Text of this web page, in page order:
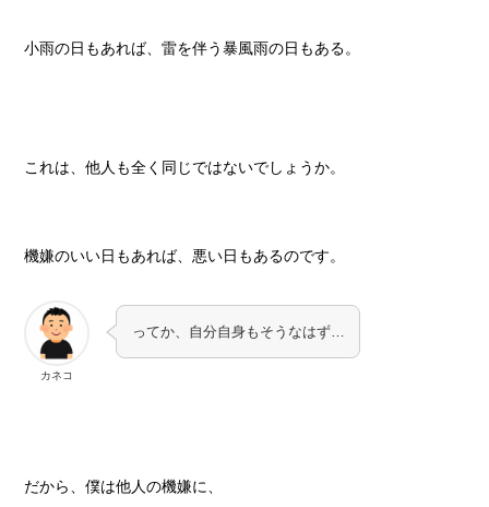
小雨の日もあれば、雷を伴う暴風雨の日もある。
これは、他人も全く同じではないでしょうか。
機嫌のいい日もあれば、悪い日もあるのです。
カネコ
ってか、自分自身もそうなはず…
だから、僕は他人の機嫌に、